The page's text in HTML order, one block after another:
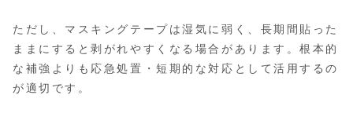
ただし、マスキングテープは湿気に弱く、長期間貼った
ままにすると剥がれやすくなる場合があります。根本的
な補強よりも応急処置・短期的な対応として活用するの
が適切です。